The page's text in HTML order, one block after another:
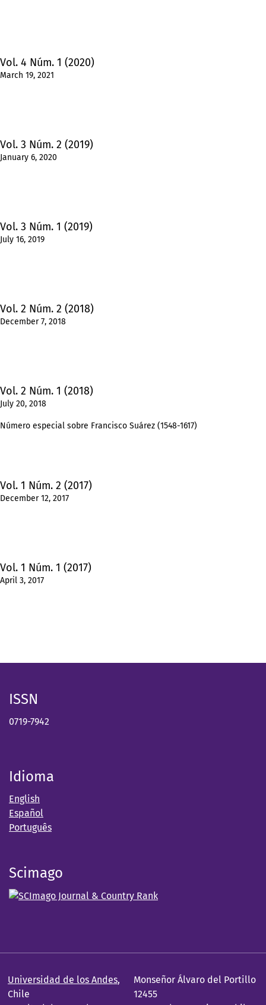
Vol. 4 Núm. 1 (2020)
March 19, 2021
Vol. 3 Núm. 2 (2019)
January 6, 2020
Vol. 3 Núm. 1 (2019)
July 16, 2019
Vol. 2 Núm. 2 (2018)
December 7, 2018
Vol. 2 Núm. 1 (2018)
July 20, 2018
Número especial sobre Francisco Suárez (1548-1617)
Vol. 1 Núm. 2 (2017)
December 12, 2017
Vol. 1 Núm. 1 (2017)
April 3, 2017
ISSN
0719-7942
Idioma
English
Español
Português
Scimago
Universidad de los Andes,
Chile
Monseñor Álvaro del Portillo
12455